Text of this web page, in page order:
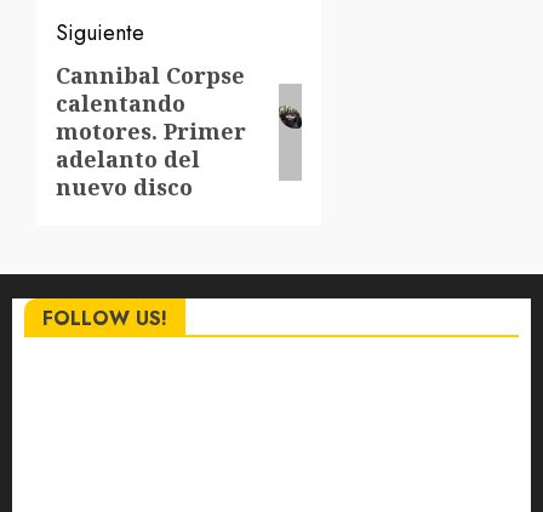
Siguiente
Siguiente
entrada:
Cannibal Corpse
calentando
motores. Primer
adelanto del
nuevo disco
FOLLOW US!